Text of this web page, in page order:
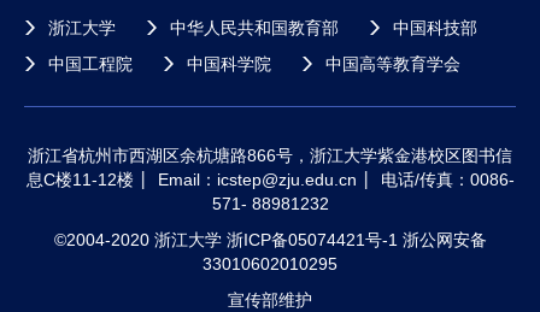
浙江大学 中华人民共和国教育部
中国科技部
中国工程院
中国科学院 中国高等教育学会
浙江省杭州市西湖区余杭塘路866号，浙江大学紫金港校区图书信
息C楼11-12楼
Email：icstep@zju.edu.cn
电话/传真：0086-
571- 88981232
©2004-2020 浙江大学 浙ICP备05074421号-1 浙公网安备
33010602010295
宣传部维护